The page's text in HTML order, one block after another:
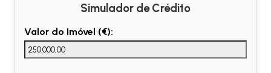
Simulador de Crédito
Valor do Imóvel (€):